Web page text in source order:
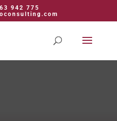
942 775